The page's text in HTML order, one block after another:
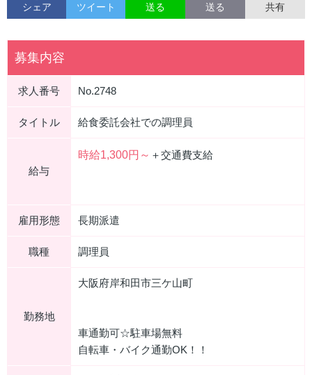
シェア ツイート 送る 送る 共有
募集内容
求人番号 No.2748
タイトル 給食委託会社での調理員
給与
時給1,300円～ ＋交通費支給
雇用形態 長期派遣
職種 調理員
勤務地
大阪府岸和田市三ケ山町
車通勤可☆駐車場無料
自転車・バイク通勤OK！！